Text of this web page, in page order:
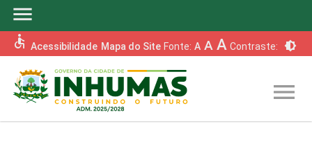
menu
accessible Acessibilidade Mapa do Site Fonte: A A A Contraste: brightness_6
menu